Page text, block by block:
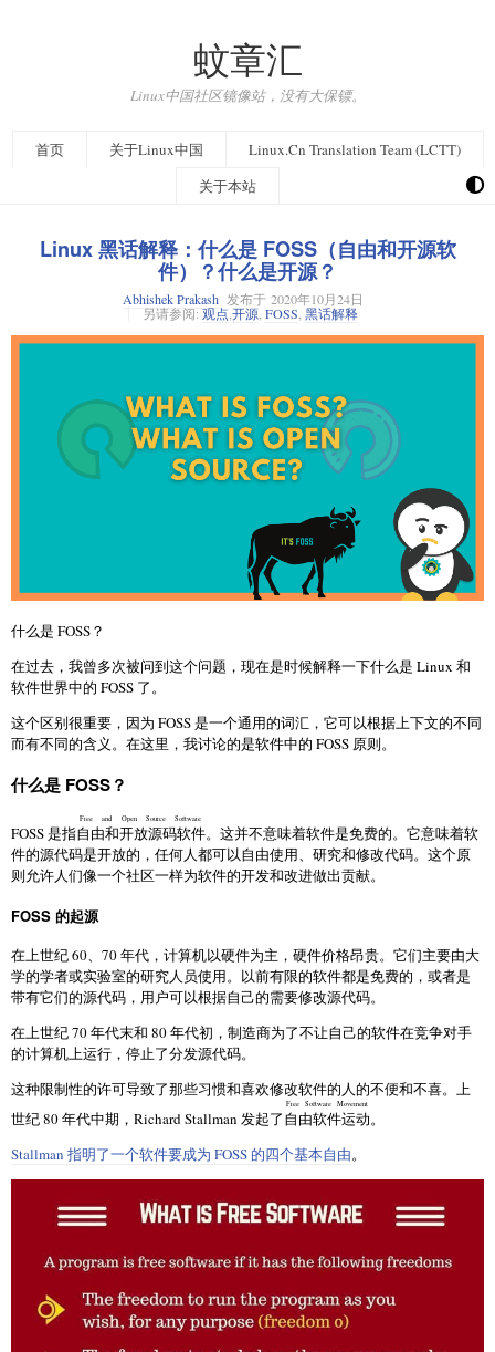
蚊章汇
Linux中国社区镜像站，没有大保镖。
首页 关于Linux中国
Linux.Cn Translation Team (LCTT)
关于本站
Linux 黑话解释：什么是 FOSS（自由和开源软
件）？什么是开源？
Abhishek Prakash 发布于 2020年10月24日
另请参阅: 观点 开源 FOSS 黑话解释
什么是 FOSS？
在过去，我曾多次被问到这个问题，现在是时候解释一下什么是 Linux 和
软件世界中的 FOSS 了。
这个区别很重要，因为 FOSS 是一个通用的词汇，它可以根据上下文的不同
而有不同的含义。在这里，我讨论的是软件中的 FOSS 原则。
什么是 FOSS？
FOSS 是指自由和开放源码软件
Free and Open Source Software
。这并不意味着软件是免费的。它意味着软
件的源代码是开放的，任何人都可以自由使用、研究和修改代码。这个原
则允许人们像一个社区一样为软件的开发和改进做出贡献。
FOSS 的起源
在上世纪 60、70 年代，计算机以硬件为主，硬件价格昂贵。它们主要由大
学的学者或实验室的研究人员使用。以前有限的软件都是免费的，或者是
带有它们的源代码，用户可以根据自己的需要修改源代码。
在上世纪 70 年代末和 80 年代初，制造商为了不让自己的软件在竞争对手
的计算机上运行，停止了分发源代码。
这种限制性的许可导致了那些习惯和喜欢修改软件的人的不便和不喜。上
世纪 80 年代中期，Richard Stallman 发起了自由软件运动
Free Software Movement
。
Stallman 指明了一个软件要成为 FOSS 的四个基本自由。